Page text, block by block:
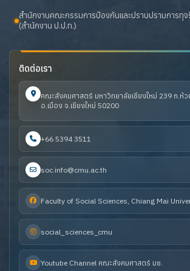
สำนักงานคณะกรรมการป้องกันและปราบปรามการทุจ
(สำนักงาน ป.ป.ท.)
ติดต่อเรา
คณะสังคมศาสตร์ มหาวิทยาลัยเชียงใหม่ 239 ถ.ห้
อ.เมือง จ.เชียงใหม่ 50200
+66 5394 3511
soc.info@cmu.ac.th
Faculty of Social Sciences, Chiang Mai
social_sciences_cmu
Youtube Channel คณะสังคมศาสตร์ มช.